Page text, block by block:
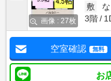
画像 : 27枚
敷
3階
空室確認 無料
お